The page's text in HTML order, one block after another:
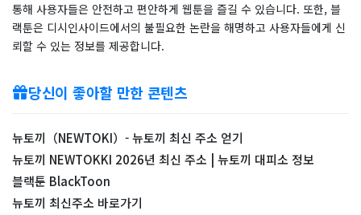
통해 사용자들은 안전하고 편안하게 웹툰을 즐길 수 있습니다. 또한, 블
랙툰은 디시인사이드에서의 불필요한 논란을 해명하고 사용자들에게 신
뢰할 수 있는 정보를 제공합니다.
당신이 좋아할 만한 콘텐츠
뉴토끼（NEWTOKI）- 뉴토끼 최신 주소 얻기
뉴토끼 NEWTOKKI 2026년 최신 주소 | 뉴토끼 대피소 정보
블랙툰 BlackToon
뉴토끼 최신주소 바로가기